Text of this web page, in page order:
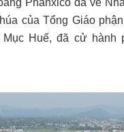
của Tổng Giáo
Huế, đã cử